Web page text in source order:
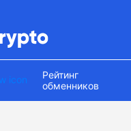
Рейтинг
обменников